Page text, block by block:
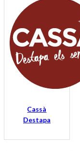
Cassà
Destapa